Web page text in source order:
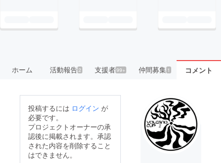
ホーム 活動報告2 支援者99+ 仲間募集 1 コメント
投稿するには ログイン が
必要です。
プロジェクトオーナーの承
認後に掲載されます。承認
された内容を削除すること
はできません。